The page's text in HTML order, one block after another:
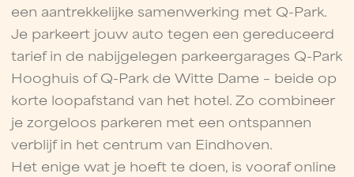
een aantrekkelijke samenwerking met Q-Park.
Je parkeert jouw auto tegen een gereduceerd
tarief in de nabijgelegen parkeergarages Q-Park
Hooghuis of Q-Park de Witte Dame – beide op
korte loopafstand van het hotel. Zo combineer
je zorgeloos parkeren met een ontspannen
verblijf in het centrum van Eindhoven.
Het enige wat je hoeft te doen, is vooraf online